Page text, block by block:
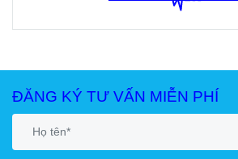
ĐĂNG KÝ TƯ VẤN MIỄN PHÍ